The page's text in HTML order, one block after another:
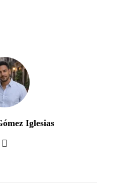
Iglesias